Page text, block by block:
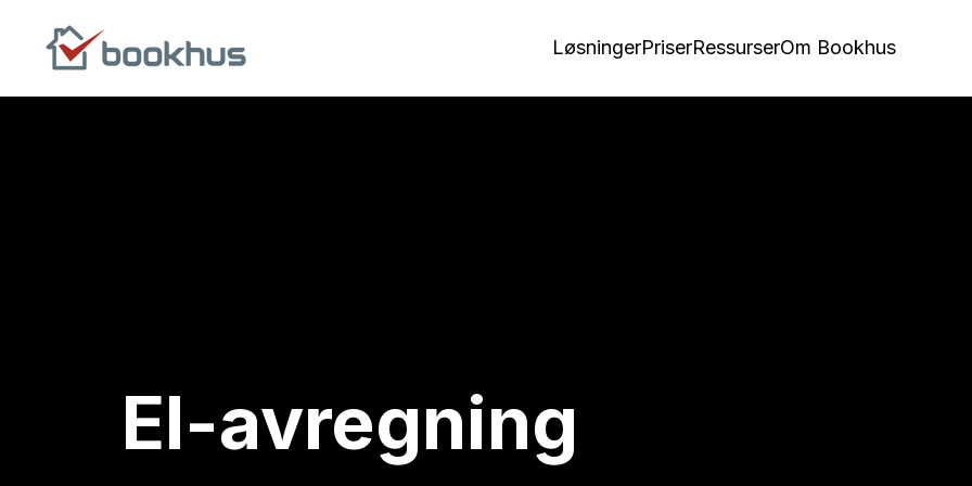
LøsningerPriserRessurserOm Bookhus
El-avregning